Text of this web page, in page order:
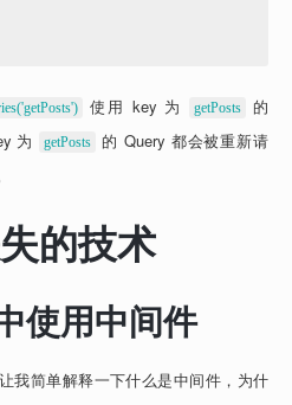
使用 key 为 getPosts
的
为
getPosts
的 Query 都会被重新请
的技术
使用中间件
我简单解释一下什么是中间件，为什